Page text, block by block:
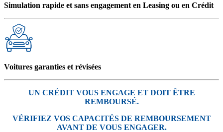
Simulation rapide et sans engagement en Leasing ou en Crédit
Voitures garanties et révisées
UN CRÉDIT VOUS ENGAGE ET DOIT ÊTRE
REMBOURSÉ.
VÉRIFIEZ VOS CAPACITÉS DE REMBOURSEMENT
AVANT DE VOUS ENGAGER.